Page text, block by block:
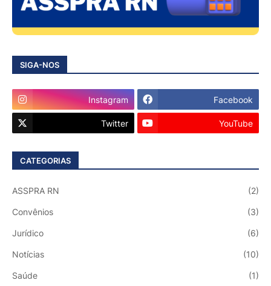
SIGA-NOS
Instagram Facebook
Twitter YouTube
CATEGORIAS
ASSPRA RN (2)
Convênios (3)
Jurídico (6)
Notícias (10)
Saúde (1)